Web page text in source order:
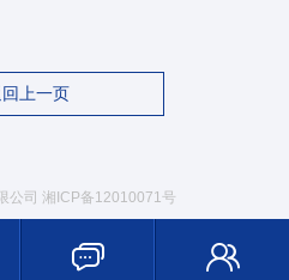
上一页
公司 湘ICP备12010071号